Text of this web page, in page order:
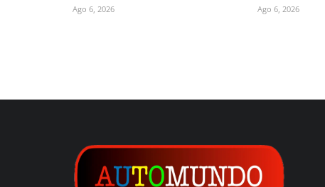
Ago 6, 2026 Ago 6, 2026